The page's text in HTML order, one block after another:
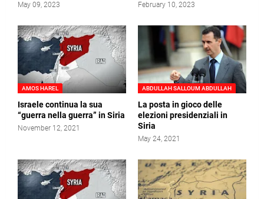
May 09, 2023 February 10, 2023
AMOS HAREL
Israele continua la sua
“guerra nella guerra” in Siria
November 12, 2021
ABDULLAH SALLOUM ABDULLAH
La posta in gioco delle
elezioni presidenziali in
Siria
May 24, 2021